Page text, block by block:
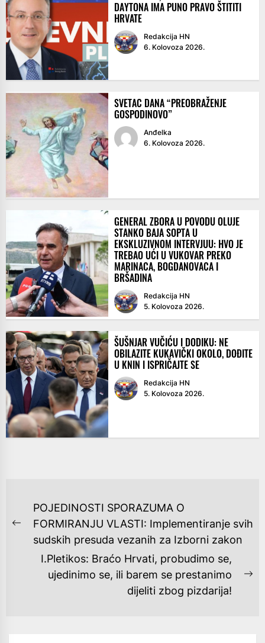
DAYTONA IMA PUNO PRAVO ŠTITITI
HRVATE
Redakcija HN
6. Kolovoza 2026.
SVETAC DANA “PREOBRAŽENJE
GOSPODINOVO”
Anđelka
6. Kolovoza 2026.
GENERAL ZBORA U POVODU OLUJE
STANKO BAJA SOPTA U
EKSKLUZIVNOM INTERVJUU: HVO JE
TREBAO UĆI U VUKOVAR PREKO
MARINACA, BOGDANOVACA I
BRŠADINA
Redakcija HN
5. Kolovoza 2026.
ŠUŠNJAR VUČIĆU I DODIKU: NE
OBILAZITE KUKAVIČKI OKOLO, DOĐITE
U KNIN I ISPRIČAJTE SE
Redakcija HN
5. Kolovoza 2026.
NAVIGACIJA
OBJAVA
Previous
post:
POJEDINOSTI SPORAZUMA O
FORMIRANJU VLASTI: Implementiranje svih
sudskih presuda vezanih za Izborni zakon
I.Pletikos: Braćo Hrvati, probudimo se,
ujedinimo se, ili barem se prestanimo
dijeliti zbog pizdarija!